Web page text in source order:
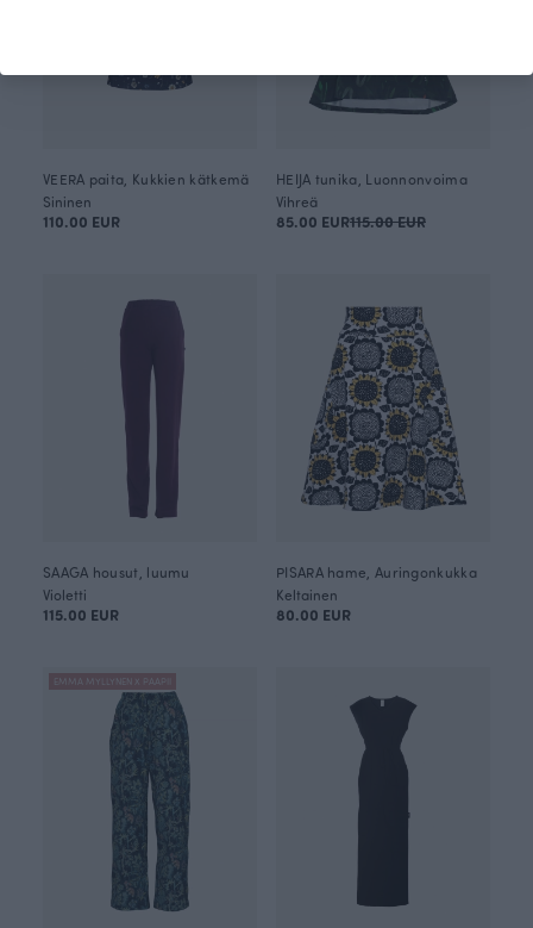
VEERA paita, Kukkien kätkemä
Sininen
110.00 EUR
HEIJA tunika, Luonnonvoima
Vihreä
85.00 EUR115.00 EUR
SAAGA housut, luumu
Violetti
115.00 EUR
PISARA hame, Auringonkukka
Keltainen
80.00 EUR
EMMA MYLLYNEN X PAAPII